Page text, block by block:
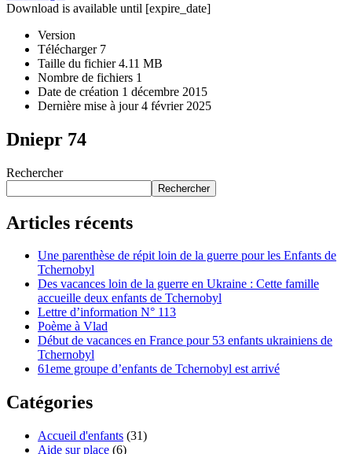
Download is available until [expire_date]
Version
Télécharger 7
Taille du fichier4.11 MB
Nombre de fichiers 1
Date de création 1 décembre 2015
Dernière mise à jour4 février 2025
Dniepr 74
Rechercher
Rechercher
Articles récents
Une parenthèse de répit loin de la guerre pour les Enfants de
Tchernobyl
Des vacances loin de la guerre en Ukraine : Cette famille
accueille deux enfants de Tchernobyl
Lettre d’information N° 113
Poème à Vlad
Début de vacances en France pour 53 enfants ukrainiens de
Tchernobyl
61eme groupe d’enfants de Tchernobyl est arrivé
Catégories
Accueil d'enfants (31)
Aide sur place (6)